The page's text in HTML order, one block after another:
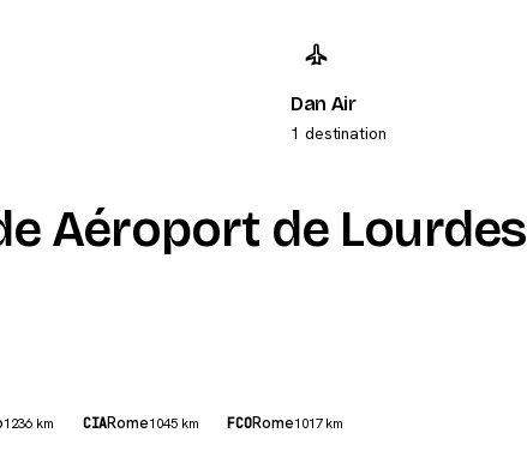
Dan Air
1 destination
Aéroport de Lourdes
1236 km CIARome1045 km FCORome1017 km